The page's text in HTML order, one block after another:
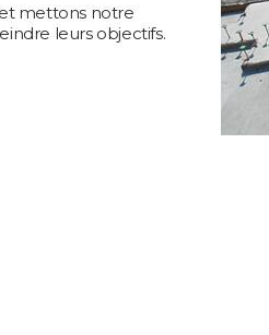
mettons notre
leurs objectifs.